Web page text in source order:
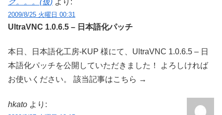
グ。。。(仮) より:
2009/8/25 火曜日 00:31
UltraVNC 1.0.6.5 – 日本語化パッチ
本日、日本語化工房-KUP 様にて、UltraVNC 1.0.6.5 – 日
本語化パッチを公開していただきました！ よろしければ
お使いください。 該当記事はこちら →
hkato より: